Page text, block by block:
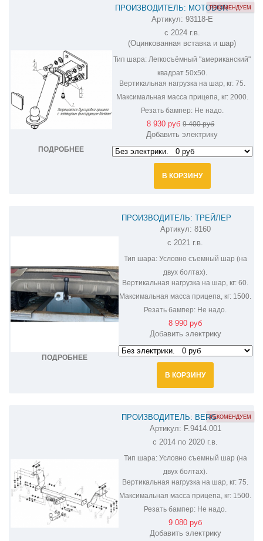
ПОДРОБНЕЕ
ПРОИЗВОДИТЕЛЬ: MOTODOR
ФАРКОП НА HAVAL H9 93118-E
Артикул: 93118-E
с 2024 г.в.
(Оцинкованная вставка и шар)
Тип шара: Легкосъёмный "американский"
квадрат 50х50.
Вертикальная нагрузка на шар, кг:75.
Максимальная масса прицепа, кг:2000.
Резать бампер:Не надо.
РЕКОМЕНДУЕМ
8 930 руб9 400 руб
Добавить электрику
В КОРЗИНУ
ПОДРОБНЕЕ
ПРОИЗВОДИТЕЛЬ: ТРЕЙЛЕР
ФАРКОП НА HAVAL JOLION 8160
Артикул: 8160
с 2021 г.в.
Тип шара:Условно съемный шар (на
двух болтах).
Вертикальная нагрузка на шар, кг: 60.
Максимальная масса прицепа, кг: 1500.
Резать бампер: Не надо.
8 990 руб
Добавить электрику
В КОРЗИНУ
ПРОИЗВОДИТЕЛЬ: BERG
ФАРКОП НА HAVAL H6 F.9414.001
Артикул: F.9414.001
с 2014 по 2020 г.в.
Тип шара:Условно съемный шар (на
двух болтах).
Вертикальная нагрузка на шар, кг: 75.
Максимальная масса прицепа, кг: 1500.
Резать бампер: Не надо.
РЕКОМЕНДУЕМ
9 080 руб
Добавить электрику